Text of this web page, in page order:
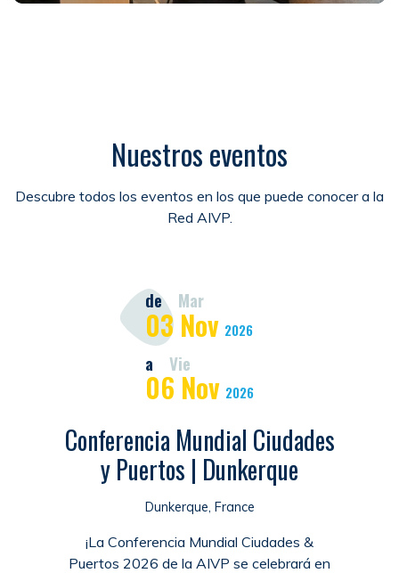
Nuestros eventos
Descubre todos los eventos en los que puede conocer a la
Red AIVP.
de Mar
03 Nov 2026
a Vie
06 Nov 2026
Conferencia Mundial Ciudades
y Puertos | Dunkerque
Dunkerque, France
¡La Conferencia Mundial Ciudades &
Puertos 2026 de la AIVP se celebrará en